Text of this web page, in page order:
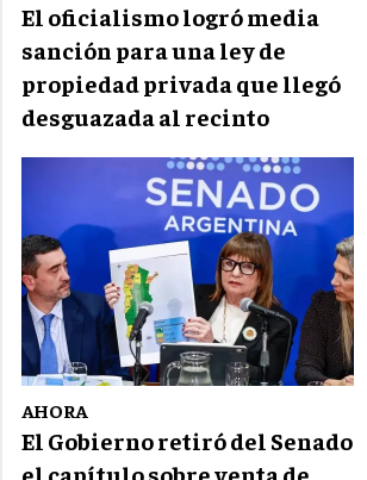
El oficialismo logró media
sanción para una ley de
propiedad privada que llegó
desguazada al recinto
AHORA
El Gobierno retiró del Senado
el capítulo sobre venta de